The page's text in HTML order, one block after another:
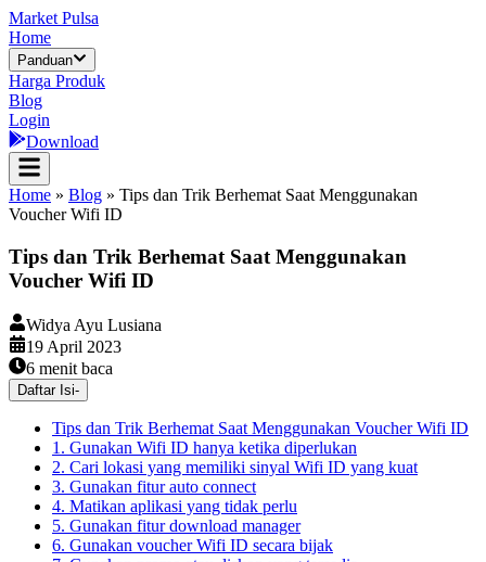
Market Pulsa
Home
Panduan
Harga Produk
Blog
Login
Download
Home » Blog » Tips dan Trik Berhemat Saat Menggunakan
Voucher Wifi ID
Tips dan Trik Berhemat Saat Menggunakan
Voucher Wifi ID
Widya Ayu Lusiana
19 April 2023
6 menit baca
Daftar Isi-
Tips dan Trik Berhemat Saat Menggunakan Voucher Wifi ID
1. Gunakan Wifi ID hanya ketika diperlukan
2. Cari lokasi yang memiliki sinyal Wifi ID yang kuat
3. Gunakan fitur auto connect
4. Matikan aplikasi yang tidak perlu
5. Gunakan fitur download manager
6. Gunakan voucher Wifi ID secara bijak